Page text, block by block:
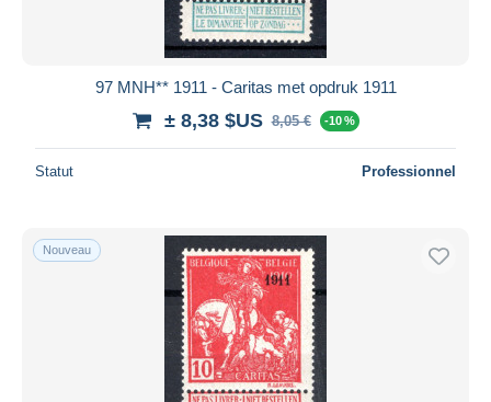
97 MNH** 1911 - Caritas met opdruk 1911
± 8,38 $US 8,05 € -10 %
Statut Professionnel
Nouveau